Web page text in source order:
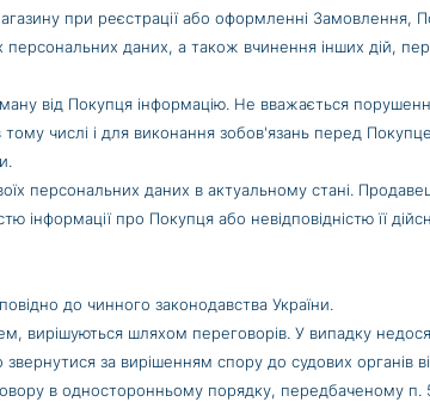
при реєстрації або оформленні
персональних даних, а також вчинення інших дій,
від Покупця інформацію. Не вважається
числі і для виконання зобов'язань перед
персональних даних в актуальному стані.
інформації про Покупця або невідповідністю її
до чинного законодавства України.
вирішуються шляхом переговорів. У випадку
за вирішенням спору до судових органів
в односторонньому порядку, передбаченому п.